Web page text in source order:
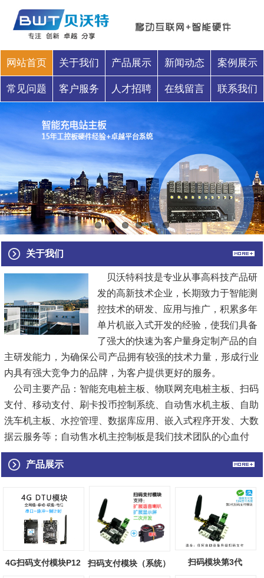
网站首页 关于我们 产品展示 新闻动态 案例展示
常见问题 客户服务 人才招聘 在线留言 联系我们
关于我们
贝沃特科技是专业从事高科技产品研
发的高新技术企业，长期致力于智能测
控技术的研发、应用与推广，积累多年
单片机嵌入式开发的经验，使我们具备
了强大的快速为客户量身定制产品的自
主研发能力，为确保公司产品拥有较强的技术力量，形成行业
内具有强大竞争力的品牌，为客户提供更好的服务。
公司主要产品：智能充电桩主板、物联网充电桩主板、扫码
支付、移动支付、刷卡投币控制系统、自动售水机主板、自助
洗车机主板、水控管理、数据库应用、嵌入式程序开发、大数
据云服务等；自动售水机主控制板是我们技术团队的心血付
出，合理的电路结构、双重防护...[查看详情]
产品展示
4G扫码支付模块P12 扫码支付模块（系统） 扫码模块第3代